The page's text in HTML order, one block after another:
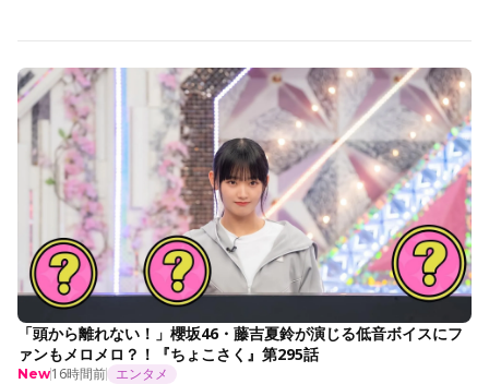
「頭から離れない！」櫻坂46・藤吉夏鈴が演じる低音ボイスにフ
ァンもメロメロ？！『ちょこさく』第295話
New16時間前 エンタメ